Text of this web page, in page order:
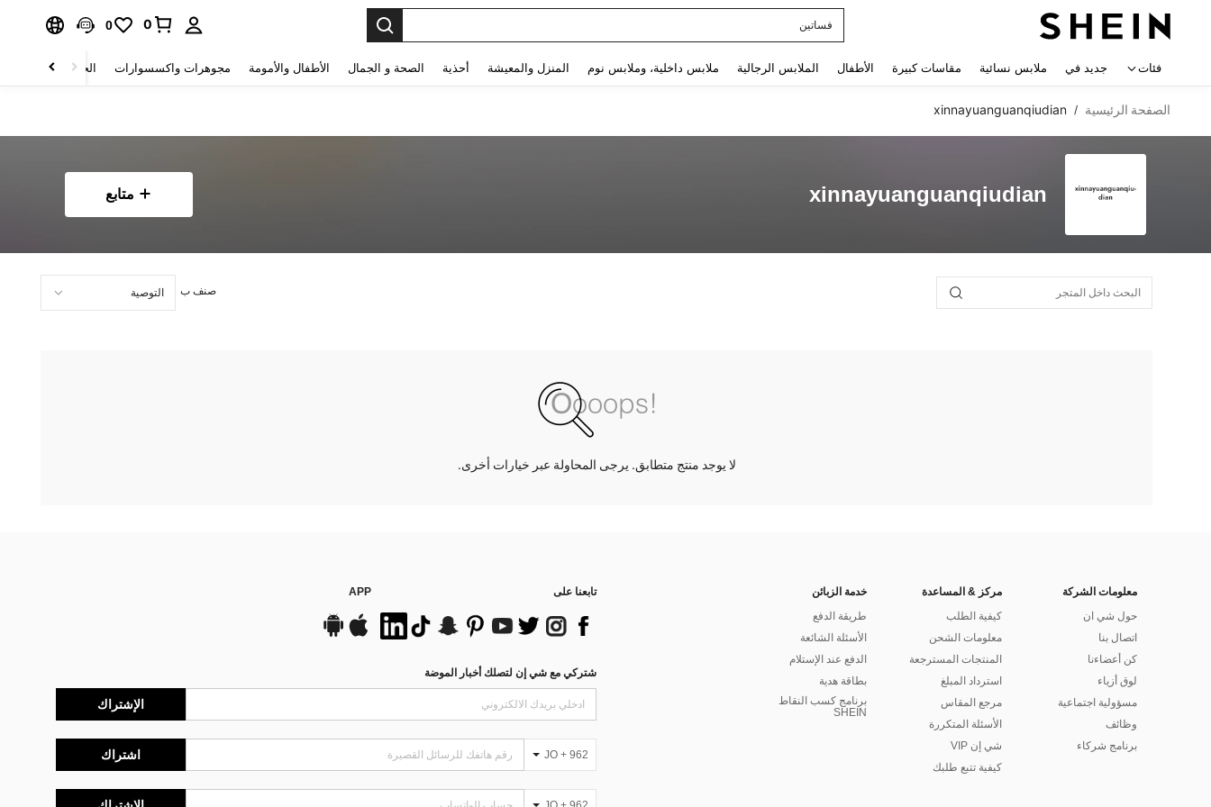
فساتين
0
0
فئات جديد في ملابس نسائية مقاسات كبيرة الأطفال الملابس الرجالية ملابس داخلية، وملابس نوم المنزل والمعيشة أحذية الصحة و الجمال الأطفال والأمومة مجوهرات واكسسوارات الحقائب والأمتعة
الصفحة الرئيسية /
xinnayuanguanqiudian
xinnayuanguanqiudian متابع
صنف ب
لا يوجد منتج متطابق. يرجى المحاولة عبر خيارات أخرى.
معلومات الشركة
حول شي ان
اتصال بنا
كن أعضاءنا
لوق أزياء
مسؤولية اجتماعية
وظائف
برنامج شركاء
مركز & المساعدة
كيفية الطلب
معلومات الشحن
المنتجات المسترجعة
استرداد المبلغ
مرجع المقاس
الأسئلة المتكررة
شي إن VIP
كيفية تتبع طلبك
خدمة الزبائن
طريقة الدفع
الأسئلة الشائعة
الدفع عند الإستلام
بطاقة هدية
برنامج كسب النقاط
SHEIN
تابعنا على APP
شتركي مع شي إن لتصلك أخبار الموضة
الإشتراك
JO + 962 اشتراك